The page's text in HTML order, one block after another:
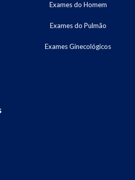
Exames do Homem
Exames do Pulmão
Exames Ginecológicos